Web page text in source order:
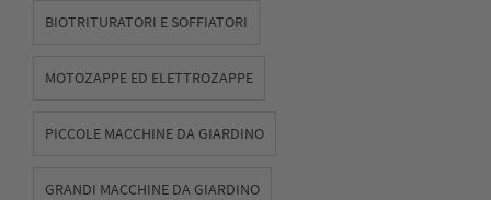
BIOTRITURATORI E SOFFIATORI
MOTOZAPPE ED ELETTROZAPPE
PICCOLE MACCHINE DA GIARDINO
GRANDI MACCHINE DA GIARDINO